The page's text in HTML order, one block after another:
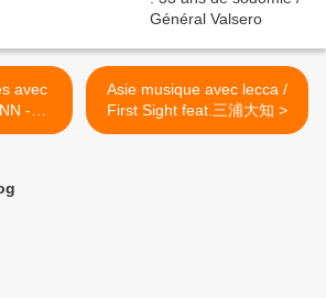
-
Asie musique avec lecca /
First Sight feat.三浦大知 >